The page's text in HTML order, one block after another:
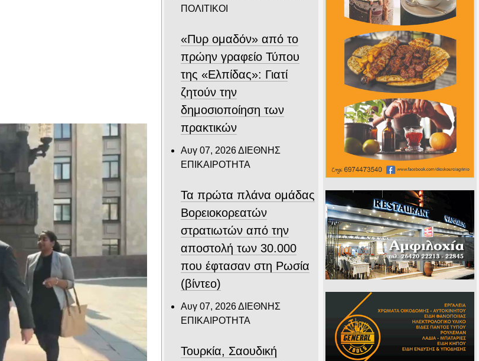
ΠΟΛΙΤΙΚΟΙ
«Πυρ ομαδόν» από το
πρώην γραφείο Τύπου
της «Ελπίδας»: Γιατί
ζητούν την
δημοσιοποίηση των
πρακτικών
Αυγ 07, 2026ΔΙΕΘΝΗΣ
ΕΠΙΚΑΙΡΟΤΗΤΑ
Τα πρώτα πλάνα ομάδας
Βορειοκορεατών
στρατιωτών από την
αποστολή των 30.000
που έφτασαν στη Ρωσία
(βίντεο)
Αυγ 07, 2026ΔΙΕΘΝΗΣ
ΕΠΙΚΑΙΡΟΤΗΤΑ
Τουρκία, Σαουδική